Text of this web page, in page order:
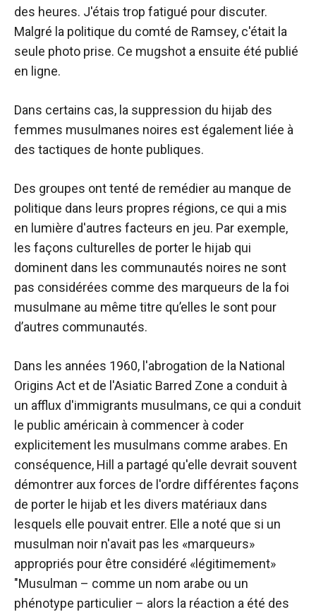
des heures. J'étais trop fatigué pour discuter.
Malgré la politique du comté de Ramsey, c'était la
seule photo prise. Ce mugshot a ensuite été publié
en ligne.
Dans certains cas, la suppression du hijab des
femmes musulmanes noires est également liée à
des tactiques de honte publiques.
Des groupes ont tenté de remédier au manque de
politique dans leurs propres régions, ce qui a mis
en lumière d'autres facteurs en jeu. Par exemple,
les façons culturelles de porter le hijab qui
dominent dans les communautés noires ne sont
pas considérées comme des marqueurs de la foi
musulmane au même titre qu’elles le sont pour
d’autres communautés.
Dans les années 1960, l'abrogation de la National
Origins Act et de l'Asiatic Barred Zone a conduit à
un afflux d'immigrants musulmans, ce qui a conduit
le public américain à commencer à coder
explicitement les musulmans comme arabes. En
conséquence, Hill a partagé qu'elle devrait souvent
démontrer aux forces de l'ordre différentes façons
de porter le hijab et les divers matériaux dans
lesquels elle pouvait entrer. Elle a noté que si un
musulman noir n'avait pas les «marqueurs»
appropriés pour être considéré «légitimement»
"Musulman – comme un nom arabe ou un
phénotype particulier – alors la réaction a été des